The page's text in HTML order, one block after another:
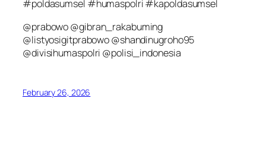
#poldasumsel #humaspolri #kapoldasumsel
@prabowo @gibran_rakabuming
@listyosigitprabowo @shandinugroho95
@divisihumaspolri @polisi_indonesia
February 26, 2026